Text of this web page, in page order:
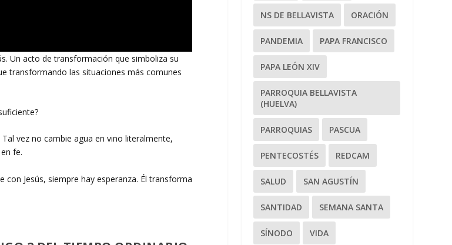
Un acto de transformación que simboliza su
transformando las situaciones más comunes
vez no cambie agua en vino literalmente,
fe.
Jesús, siempre hay esperanza. Él transforma
NS DE BELLAVISTA ORACIÓN
PANDEMIA PAPA FRANCISCO
PAPA LEÓN XIV
PARROQUIA BELLAVISTA
(HUELVA)
PARROQUIAS PASCUA
PENTECOSTÉS REDCAM
SALUD SAN AGUSTÍN
SANTIDAD SEMANA SANTA
SÍNODO VIDA